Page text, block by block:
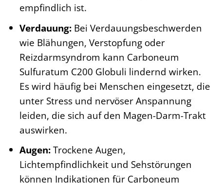
empfindlich ist.
Verdauung:Bei Verdauungsbeschwerden
wie Blähungen, Verstopfung oder
Reizdarmsyndrom kann Carboneum
Sulfuratum C200 Globuli lindernd wirken.
Es wird häufig bei Menschen eingesetzt, die
unter Stress und nervöser Anspannung
leiden, die sich auf den Magen-Darm-Trakt
auswirken.
Augen:Trockene Augen,
Lichtempfindlichkeit und Sehstörungen
können Indikationen für Carboneum